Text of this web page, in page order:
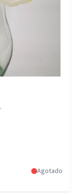
Agotado